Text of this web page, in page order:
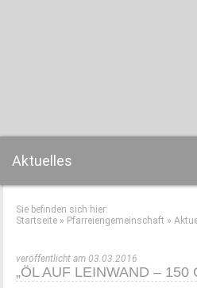
Aktuelles
Sie befinden sich hier:
Startseite » Pfarreiengemeinschaft »
veröffentlicht am 03.03.2016
„ÖL AUF LEINWAND – 150